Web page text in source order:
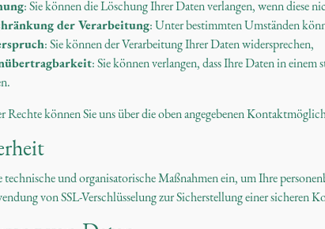
: Sie können die Löschung Ihrer Daten verlangen, wenn diese
der Verarbeitung: Unter bestimmten Umständen
: Sie können der Verarbeitung Ihrer Daten widersprechen,
: Sie können verlangen, dass Ihre Daten in
Rechte können Sie uns über die oben angegebenen
technische und organisatorische Maßnahmen ein, um Ihre
von SSL-Verschlüsselung zur Sicherstellung einer sicheren